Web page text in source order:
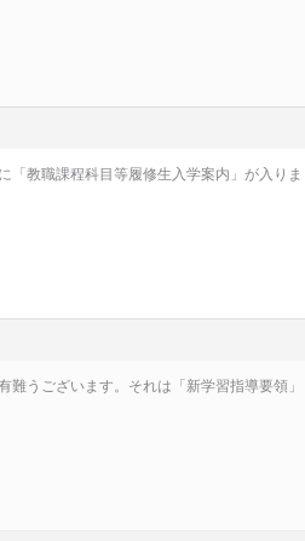
「教職課程科目等履修生入学案内」が入り
難うございます。それは「新学習指導要領